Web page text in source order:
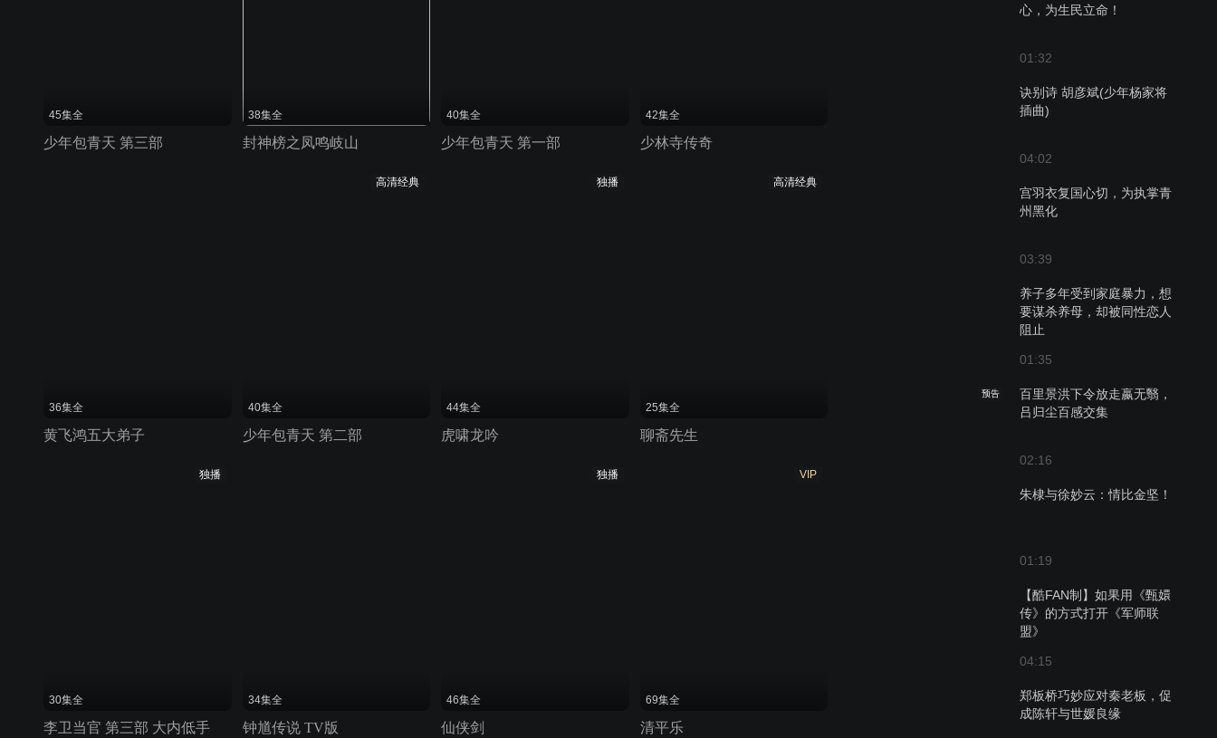
心，为生民立命！
01:32
诀别诗 胡彦斌(少年杨家将
插曲)
04:02
宫羽衣复国心切，为执掌青
州黑化
03:39
养子多年受到家庭暴力，想
要谋杀养母，却被同性恋人
阻止
01:35
预告
百里景洪下令放走嬴无翳，
吕归尘百感交集
02:16
朱棣与徐妙云：情比金坚！
01:19
【酷FAN制】如果用《甄嬛
传》的方式打开《军师联
盟》
04:15
郑板桥巧妙应对秦老板，促
成陈轩与世媛良缘
45集全
少年包青天 第三部
38集全
封神榜之凤鸣岐山
40集全
少年包青天 第一部
42集全
少林寺传奇
36集全
黄飞鸿五大弟子
高清经典
40集全
少年包青天 第二部
独播
44集全
虎啸龙吟
高清经典
25集全
聊斋先生
独播
30集全
李卫当官 第三部 大内低手
34集全
钟馗传说 TV版
独播
46集全
仙侠剑
VIP
69集全
清平乐